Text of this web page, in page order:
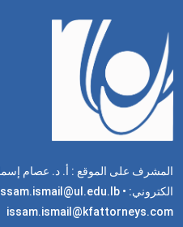
الكتروني: issam.ismail@ul.edu.lb •
issam.ismail@kfattorneys.com